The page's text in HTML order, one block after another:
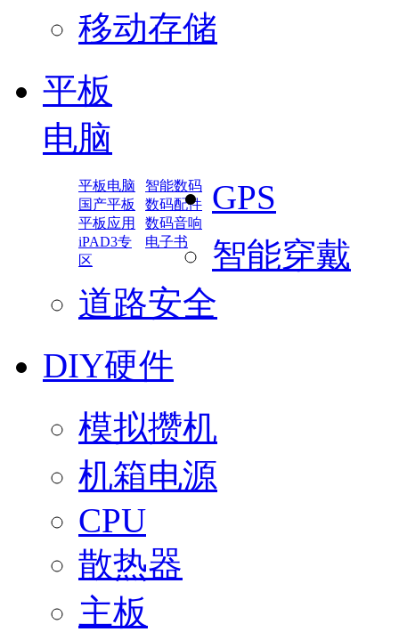
移动存储
平板
电脑
平板电脑
智能数码
国产平板
数码配件
平板应用
数码音响
iPAD3专
区
电子书
GPS
智能穿戴
道路安全
DIY硬件
模拟攒机
机箱电源
CPU
散热器
主板